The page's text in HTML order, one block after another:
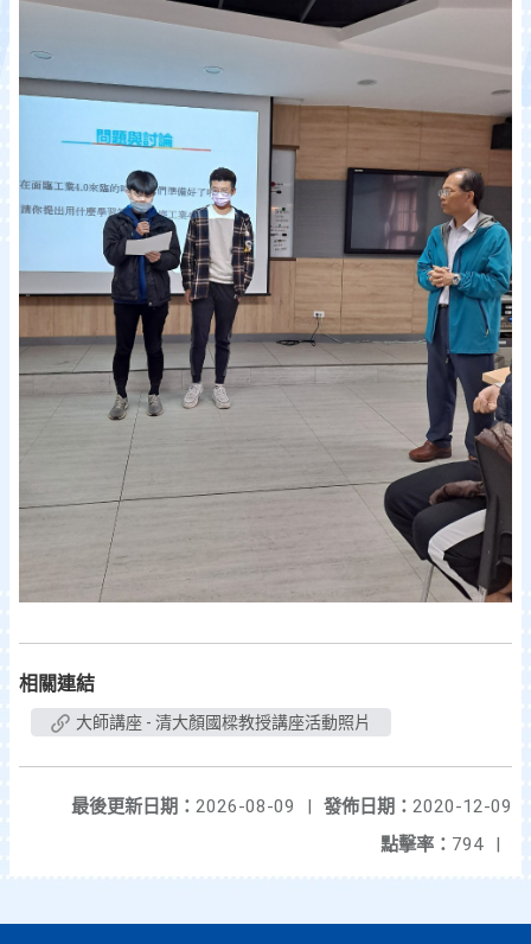
相關連結
大師講座 - 清大顏國樑教授講座活動照片
發佈日期： 2020-12-09
最後更新日期： 2026-08-09
|
點擊率： 794 |